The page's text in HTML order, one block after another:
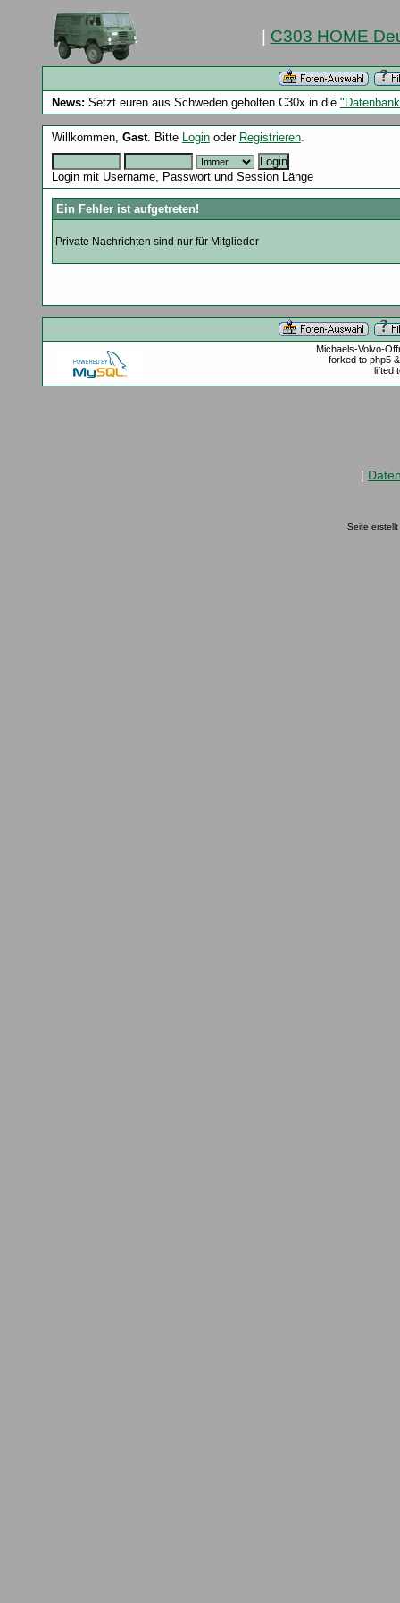
C303 HOME
News: Setzt euren aus Schweden geholten C30x in die
Willkommen, Gast. Bitte Loginoder Registrieren.
Login mit Username, Passwort und Session Länge
Ein Fehler ist aufgetreten!
Private Nachrichten sind nur für Mitglieder
Michaels-Volvo-
forked to php5
lifted
|
Seite